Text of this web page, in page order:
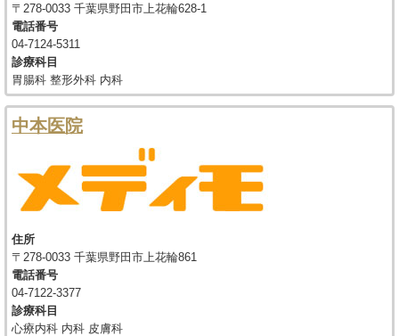
〒278-0033 千葉県野田市上花輪628-1
電話番号
04-7124-5311
診療科目
胃腸科 整形外科 内科
中本医院
住所
〒278-0033 千葉県野田市上花輪861
電話番号
04-7122-3377
診療科目
心療内科 内科 皮膚科